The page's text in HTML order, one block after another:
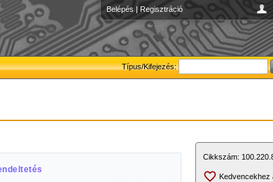
Belépés | Regisztráció
Típus/Kifejezés:
Cikkszám:
Kedvencekhez